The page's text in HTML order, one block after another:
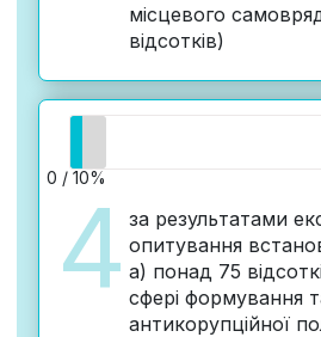
місцевого
відсотків)
4
0 / 10%
за результатами
опитування
а) понад 75
сфері формування
антикорупційної